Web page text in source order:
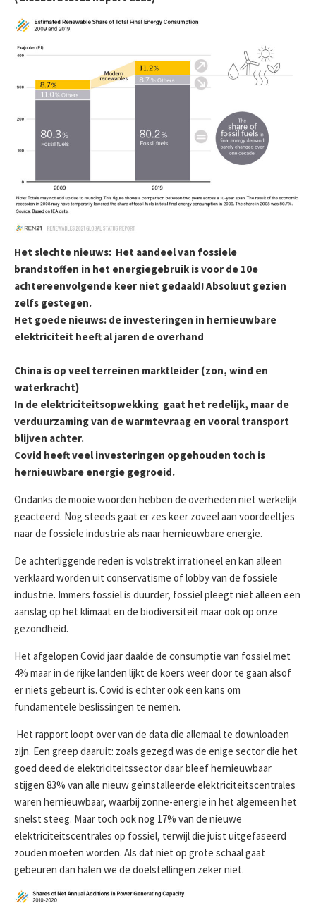
Het slechte nieuws: Het aandeel van fossiele
brandstoffen in het energiegebruik is voor de 10e
achtereenvolgende keer niet gedaald! Absoluut gezien
zelfs gestegen.
Het goede nieuws: de investeringen in hernieuwbare
elektriciteit heeft al jaren de overhand
China is op veel terreinen marktleider (zon, wind en
waterkracht)
In de elektriciteitsopwekking gaat het redelijk, maar de
verduurzaming van de warmtevraag en vooral transport
blijven achter.
Covid heeft veel investeringen opgehouden toch is
hernieuwbare energie gegroeid.
Ondanks de mooie woorden hebben de overheden niet werkelijk
geacteerd. Nog steeds gaat er zes keer zoveel aan voordeeltjes
naar de fossiele industrie als naar hernieuwbare energie.
De achterliggende reden is volstrekt irrationeel en kan alleen
verklaard worden uit conservatisme of lobby van de fossiele
industrie. Immers fossiel is duurder, fossiel pleegt niet alleen een
aanslag op het klimaat en de biodiversiteit maar ook op onze
gezondheid.
Het afgelopen Covid jaar daalde de consumptie van fossiel met
4% maar in de rijke landen lijkt de koers weer door te gaan alsof
er niets gebeurt is. Covid is echter ook een kans om
fundamentele beslissingen te nemen.
Het rapport loopt over van de data die allemaal te downloaden
zijn. Een greep daaruit: zoals gezegd was de enige sector die het
goed deed de elektriciteitssector daar bleef hernieuwbaar
stijgen 83% van alle nieuw geïnstalleerde elektriciteitscentrales
waren hernieuwbaar, waarbij zonne-energie in het algemeen het
snelst steeg. Maar toch ook nog 17% van de nieuwe
elektriciteitscentrales op fossiel, terwijl die juist uitgefaseerd
zouden moeten worden. Als dat niet op grote schaal gaat
gebeuren dan halen we de doelstellingen zeker niet.